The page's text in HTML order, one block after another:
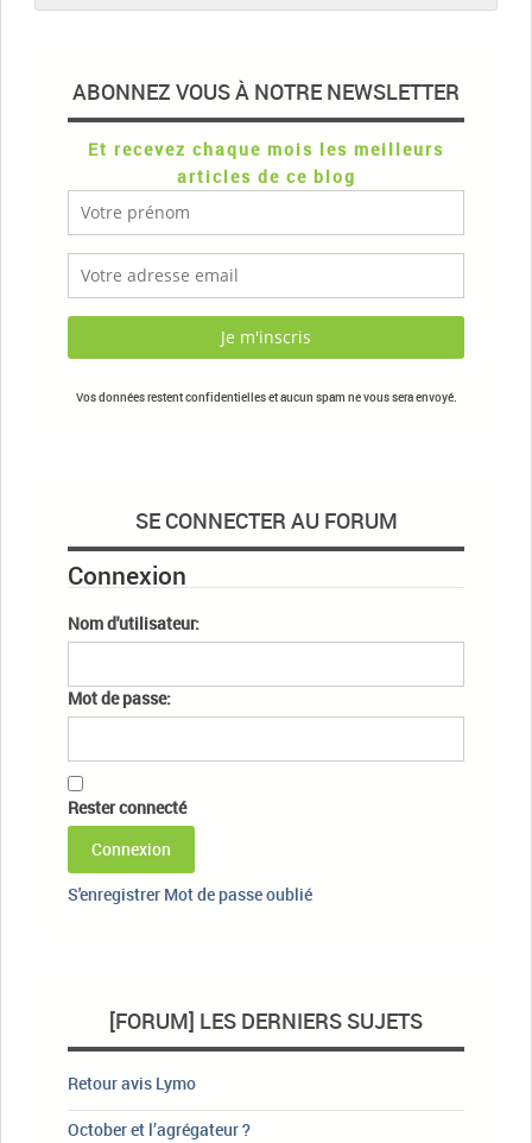
ABONNEZ VOUS À NOTRE NEWSLETTER
Et recevez chaque mois les meilleurs
articles de ce blog
Vos données restent confidentielles et aucun spam ne vous sera envoyé.
SE CONNECTER AU FORUM
Connexion
Nom d'utilisateur:
Mot de passe:
Rester connecté
Connexion
S'enregistrer Mot de passe oublié
[FORUM] LES DERNIERS SUJETS
Retour avis Lymo
October et l’agrégateur ?